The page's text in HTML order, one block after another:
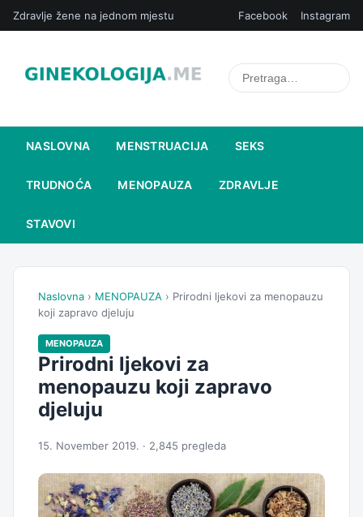
Zdravlje žene na jednom mjestu Facebook Instagram
NASLOVNA MENSTRUACIJA SEKS
TRUDNOĆA MENOPAUZA ZDRAVLJE
STAVOVI
Naslovna › MENOPAUZA › Prirodni ljekovi za menopauzu
koji zapravo djeluju
MENOPAUZA
Prirodni ljekovi za
menopauzu koji zapravo
djeluju
15. November 2019. · 2,845 pregleda